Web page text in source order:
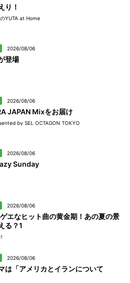
り！
YUTA at Home
2026/08/06
登場
2026/08/06
JAPAN Mixをお届け
by SEL OCTAGON TOKYO
2026/08/06
Sunday
2026/08/06
エなヒット曲の黄金期！あの夏の景
る？1
2026/08/06
は「アメリカとイランについて